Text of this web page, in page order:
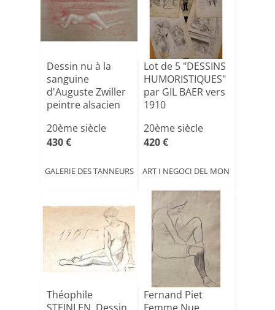
Dessin nu à la
sanguine
d'Auguste Zwiller
peintre alsacien
20ème siècle
430 €
GALERIE DES TANNEURS
Lot de 5 "DESSINS
HUMORISTIQUES"
par GIL BAER vers
1910
20ème siècle
420 €
ART I NEGOCI DEL MON
Théophile
Fernand Piet